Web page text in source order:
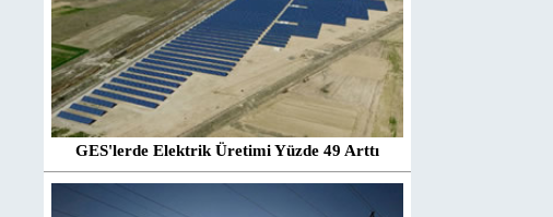
GES'lerde Elektrik Üretimi Yüzde 49 Arttı